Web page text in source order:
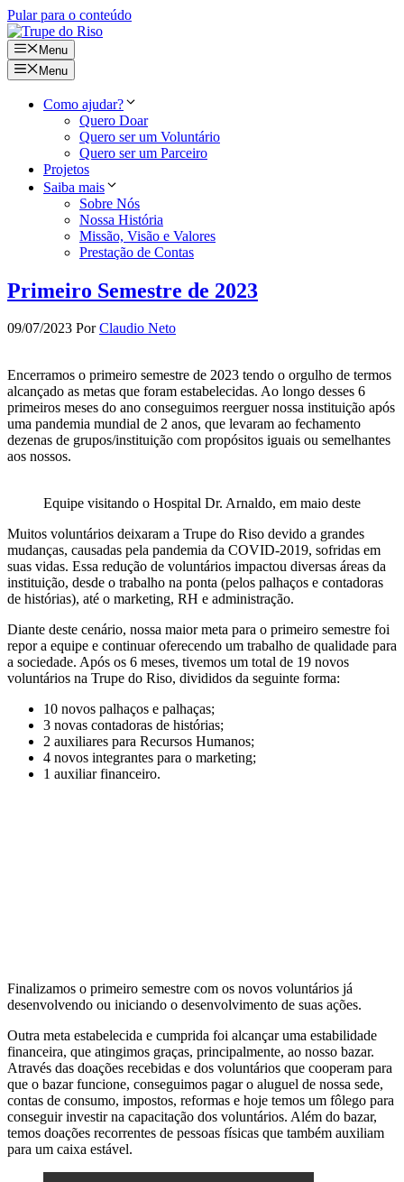
Pular para o conteúdo
Menu
Menu
Como ajudar?
Quero Doar
Quero ser um Voluntário
Quero ser um Parceiro
Projetos
Saiba mais
Sobre Nós
Nossa História
Missão, Visão e Valores
Prestação de Contas
Primeiro Semestre de 2023
09/07/2023 PorClaudio Neto
Encerramos o primeiro semestre de 2023 tendo o orgulho de termos
alcançado as metas que foram estabelecidas. Ao longo desses 6
primeiros meses do ano conseguimos reerguer nossa instituição após
uma pandemia mundial de 2 anos, que levaram ao fechamento
dezenas de grupos/instituição com propósitos iguais ou semelhantes
aos nossos.
Equipe visitando o Hospital Dr. Arnaldo, em maio deste
Muitos voluntários deixaram a Trupe do Riso devido a grandes
mudanças, causadas pela pandemia da COVID-2019, sofridas em
suas vidas. Essa redução de voluntários impactou diversas áreas da
instituição, desde o trabalho na ponta (pelos palhaços e contadoras
de histórias), até o marketing, RH e administração.
Diante deste cenário, nossa maior meta para o primeiro semestre foi
repor a equipe e continuar oferecendo um trabalho de qualidade para
a sociedade. Após os 6 meses, tivemos um total de 19 novos
voluntários na Trupe do Riso, divididos da seguinte forma:
10 novos palhaços e palhaças;
3 novas contadoras de histórias;
2 auxiliares para Recursos Humanos;
4 novos integrantes para o marketing;
1 auxiliar financeiro.
Finalizamos o primeiro semestre com os novos voluntários já
desenvolvendo ou iniciando o desenvolvimento de suas ações.
Outra meta estabelecida e cumprida foi alcançar uma estabilidade
financeira, que atingimos graças, principalmente, ao nosso bazar.
Através das doações recebidas e dos voluntários que cooperam para
que o bazar funcione, conseguimos pagar o aluguel de nossa sede,
contas de consumo, impostos, reformas e hoje temos um fôlego para
conseguir investir na capacitação dos voluntários. Além do bazar,
temos doações recorrentes de pessoas físicas que também auxiliam
para um caixa estável.